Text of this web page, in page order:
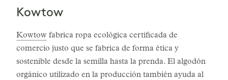
Kowtow
Kowtow fabrica ropa ecológica certificada de
comercio justo que se fabrica de forma ética y
sostenible desde la semilla hasta la prenda. El algodón
orgánico utilizado en la producción también ayuda al